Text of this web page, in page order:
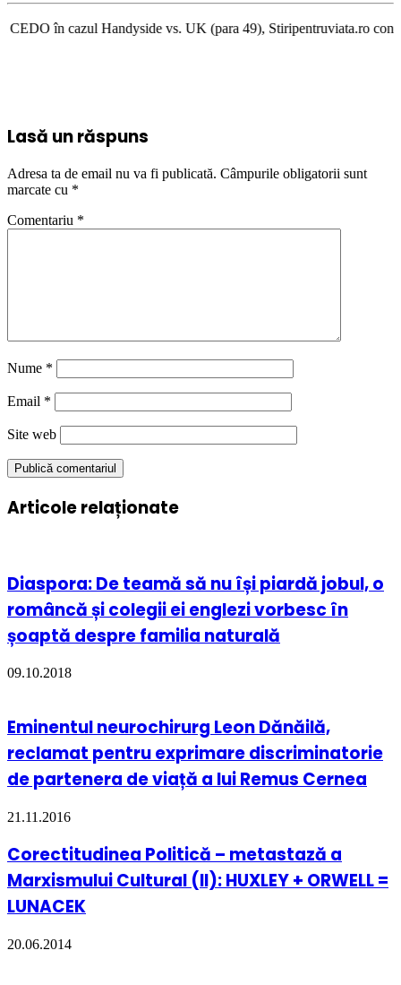
Handyside vs. UK (para 49), Stiripentruviata.ro consideră că
Lasă un răspuns
Adresa ta de email nu va fi publicată. Câmpurile obligatorii sunt
marcate cu *
Comentariu *
Nume *
Email *
Site web
Articole relaționate
Diaspora: De teamă să nu își piardă jobul, o
româncă și colegii ei englezi vorbesc în
șoaptă despre familia naturală
09.10.2018
Eminentul neurochirurg Leon Dănăilă,
reclamat pentru exprimare discriminatorie
de partenera de viață a lui Remus Cernea
21.11.2016
Corectitudinea Politică – metastază a
Marxismului Cultural (II): HUXLEY + ORWELL =
LUNACEK
20.06.2014